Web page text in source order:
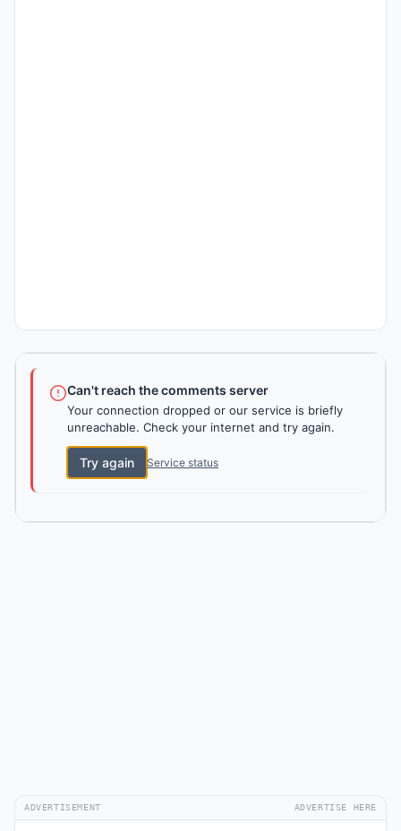
Can't reach the comments server
Your connection dropped or our service is briefly
unreachable. Check your internet and try again.
Try again Service status
ADVERTISEMENT ADVERTISE HERE